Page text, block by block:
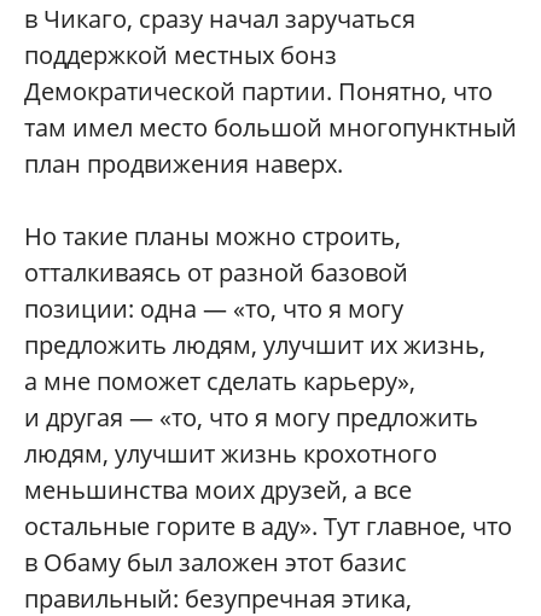
в Чикаго, сразу начал заручаться
поддержкой местных бонз
Демократической партии. Понятно, что
там имел место большой многопунктный
план продвижения наверх.
Но такие планы можно строить,
отталкиваясь от разной базовой
позиции: одна — «то, что я могу
предложить людям, улучшит их жизнь,
а мне поможет сделать карьеру»,
и другая — «то, что я могу предложить
людям, улучшит жизнь крохотного
меньшинства моих друзей, а все
остальные горите в аду». Тут главное, что
в Обаму был заложен этот базис
правильный: безупречная этика,